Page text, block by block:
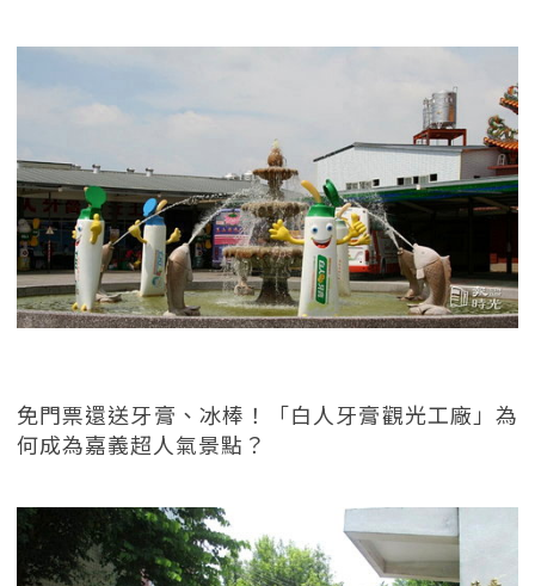
免門票還送牙膏、冰棒！「白人牙膏觀光工廠」為
何成為嘉義超人氣景點？